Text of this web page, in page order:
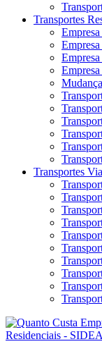
Transportes
Transportes